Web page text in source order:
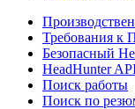
Требования к
Безопасный
HeadHunter
Поиск работы
Поиск по